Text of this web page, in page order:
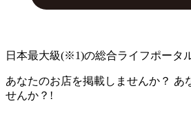
日本最大級(※1)の総合ライフポータ
あなたのお店を掲載しませんか？ あ
せんか？!